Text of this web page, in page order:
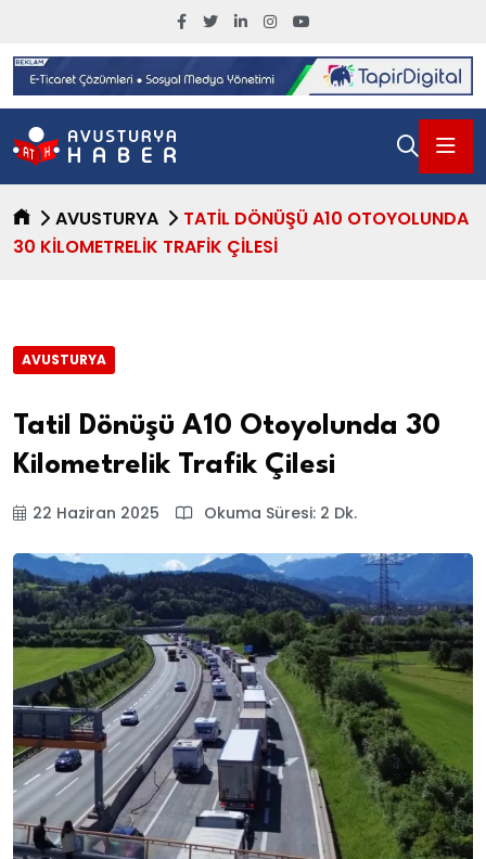
AVUSTURYA
TATIL DÖNÜŞÜ A10 OTOYOLUNDA
30 KILOMETRELIK TRAFIK ÇILESI
AVUSTURYA
Tatil Dönüşü A10 Otoyolunda 30
Kilometrelik Trafik Çilesi
22 Haziran 2025 Okuma Süresi: 2 Dk.